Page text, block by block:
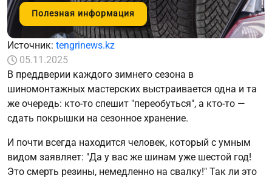
Полезная информация
Источник: tengrinews.kz
05.11.2025
В преддверии каждого зимнего сезона в
шиномонтажных мастерских выстраивается одна и та
же очередь: кто-то спешит "переобуться", а кто-то —
сдать покрышки на сезонное хранение.
И почти всегда находится человек, который с умным
видом заявляет: "Да у вас же шинам уже шестой год!
Это смерть резины, немедленно на свалку!" Так ли это